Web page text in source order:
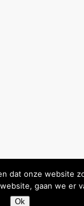
dat onze website
gaan we er
Ok